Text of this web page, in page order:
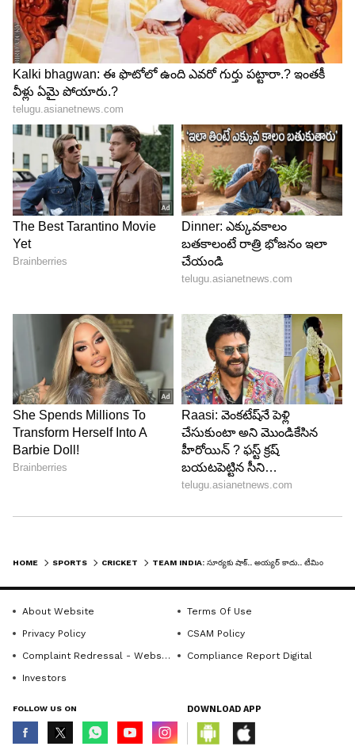
Image Credit :Getty
అభిషేక్ శర్మతో అదిరిపోయే జోడీ
సంజూ శాంసన్ ఇప్పుడు ఓపెనర్‌గా కూడా సత్తా
చాటుతున్నాడు. ప్రపంచ నంబర్ 1 టీ20 బ్యాటర్ అభిషేక్
శర్మతో కలిసి సంజూ ఇచ్చే ఆరంభాలు టీమిండియాను
తిరుగులేని శక్తిగా మార్చాయి. స్వదేశంలో జరిగిన టీ20 వరల్డ్
కప్ ఫైనల్‌లో న్యూజిలాండ్‌పై సంజూ చేసిన హాఫ్ సెంచరీ
భారత్‌కు అత్యధిక స్కోరు సాధించడంలో సాయపడింది.
మిడిల్ ఆర్డర్‌లో కంటే ఓపెనర్‌గా సంజూ మరింత
6
ఐర్లాండ్, ఇంగ్లండ్ పర్యటనల్లో కొత్త కెప్టెన్?
HOME SPORTS CRICKET
About Website
Terms Of Use
Privacy Policy
CSAM Policy
Complaint Redressal - Website
Compliance Report Digital
Investors
FOLLOW US ON DOWNLOAD APP